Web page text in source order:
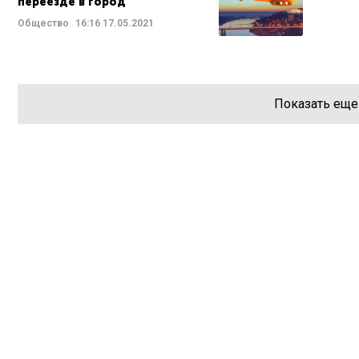
Общество 16:16 17.05.2021
Показать